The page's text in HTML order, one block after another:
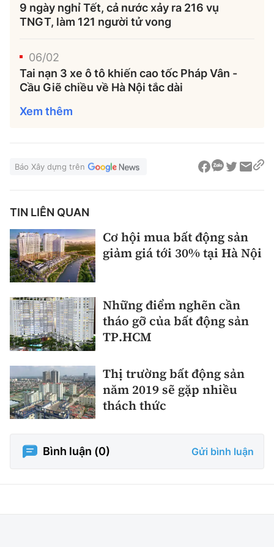
9 ngày nghỉ Tết, cả nước xảy ra 216 vụ
TNGT, làm 121 người tử vong
06/02
Tai nạn 3 xe ô tô khiến cao tốc Pháp Vân -
Cầu Giẽ chiều về Hà Nội tắc dài
Xem thêm
Báo Xây dựng trên
TIN LIÊN QUAN
Cơ hội mua bất động sản
giảm giá tới 30% tại Hà Nội
Những điểm nghẽn cần
tháo gỡ của bất động sản
TP.HCM
Thị trường bất động sản
năm 2019 sẽ gặp nhiều
thách thức
Bình luận (0) Gửi bình luận